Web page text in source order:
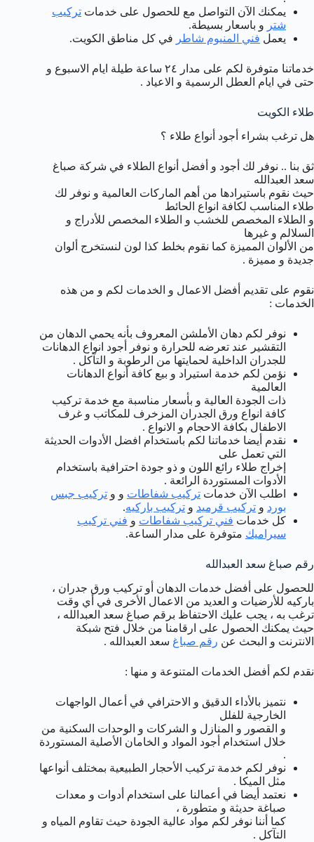
يمكنك الآن التواصل مع للحصول على خدمات تركيب
شتر و باسعار بسيطة.
يعمل فني المنيوم شاطر في كل مناطق الكويت.
خدماتنا متوفرة لكم على مدار ٢٤ ساعة طيلة ايام الاسبوع و
حتى في ايام العطل الرسمية و الاعياد .
طلاء الكويت
هل ترغب بشراء أجود أنواع طلاء ؟
ثق بنا .. نوفر لك أجود و أفضل أنواع الطلاء في شركة صباغ
سعد العبدالله
حيث نقوم باستيرادها من أهم الماركات العالمية و نوفر لك
طلاء المناسب لكافة انواع الحائط
و الطلاء المخصص للخشب و الطلاء المخصص للأدراج و
السلالم و غيرها
من الألوان المميزة كما نقوم بخلط كذا لون لنستخرج ألوان
جديدة و مميزة .
نقوم على تقديم أفضل الاعمال و الخدمات لكم و من هذه
الخدمات :
نوفر لكم دهان الأملشن المعروف بأنه يحمي الدهان من
التقشير عند تعرضه للحرارة و نوفر أجود انواع الدهانات
للجدران الداخلية لحمايتها من الرطوبة و التآكل .
نؤمن لكم خدمة استيراد و بيع كافة أنواع الدهانات
العالمية
ذات الجودة العالية و بأسعار مناسبة مع خدمة تركيب
كافة انواع ورق الجدران المزخرف للمكاتب و غرف
الاطفال بكافة الاحجام و الانواع .
نقدم أيضا خدماتنا لكم باستخدام افضل الأدوات الحديثة
التي تعمل على
إخراج طلاء رائع اللون و ذو جودة احترافية باستخدام
الأدوات المستوردة الرائعة .
اطلب الآن خدمات تركيب شفاطات و و تركيب جبس
بورد و تركيب قرميد و تركيب باركيه.
كل خدمات فني تركيب شفاطات و فني تركيب
سيراميك متوفرة على مدار الساعة.
رقم صباغ سعد العبدالله
للحصول على أفضل خدمات الدهان أو تركيب ورق جدران ،
باركيه للأرضيات و العديد من الاعمال الأخرى في أي وقت
ترغب به ، يجب عليك الاحتفاظ برقم صباغ سعد العبدالله ،
حيث يمكنك الحصول على ارقامنا من خلال فتح شبكة
الانترنت و البحث عن رقم صباغ سعد العبدالله .
نقدم لكم أفضل الخدمات المتنوعة و منها :
نتميز بالأداء الدقيق و الاحترافي في أعمال الواجهات
الخارجية للفلل
و القصور و المنازل و الشركات و الوحدات السكنية من
خلال استخدام أجود المواد و الخامان الأصلية المستوردة
.
نوفر لكم خدمة تركيب الأحجار الطبيعية بمختلف أنواعها
مثل الميكا .
نعتمد أيضا في أعمالنا على استخدام أدوات و معدات
صباغة حديثة و متطورة ،
كما أننا نوفر لكم مواد عالية الجودة حيث تقاوم المياه و
التآكل .